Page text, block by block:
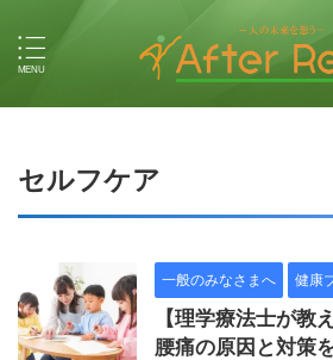
セルフケア
一般のみなさまへ 健康
【理学療法士が教
腰痛の原因と対策